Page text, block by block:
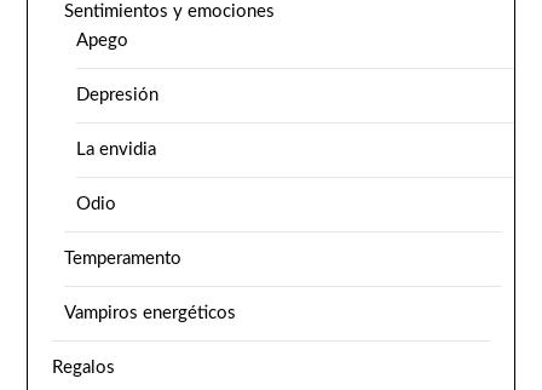
Sentimientos y emociones
Apego
Depresión
La envidia
Odio
Temperamento
Vampiros energéticos
Regalos